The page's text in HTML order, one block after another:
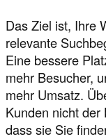
Das Ziel ist, Ihre
relevante
Eine bessere
mehr Besucher,
mehr Umsatz.
Kunden nicht der
dass sie Sie